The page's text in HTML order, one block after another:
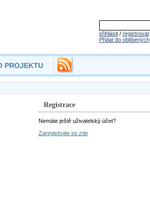
přihlásit/ registrovat
Přidat do oblíbených
PROJEKTU
Registrace
Nemáte ještě uživatelský účet?
Zaregistrujte se zde